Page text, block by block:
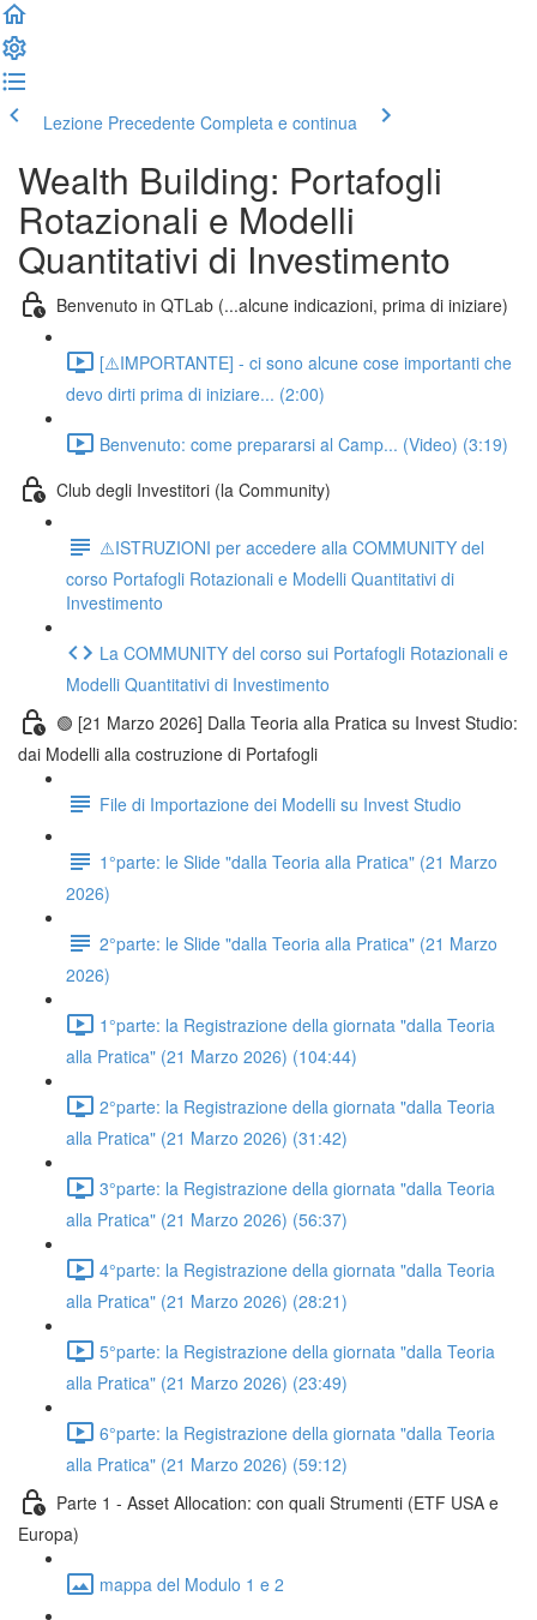
Lezione Precedente Completa e continua
Wealth Building: Portafogli
Rotazionali e Modelli
Quantitativi di Investimento
Benvenuto in QTLab (...alcune indicazioni, prima di iniziare)
[⚠️IMPORTANTE] - ci sono alcune cose importanti che
devo dirti prima di iniziare... (2:00)
Benvenuto: come prepararsi al Camp... (Video) (3:19)
Club degli Investitori (la Community)
⚠️ISTRUZIONI per accedere alla COMMUNITY del
corso Portafogli Rotazionali e Modelli Quantitativi di
Investimento
La COMMUNITY del corso sui Portafogli Rotazionali e
Modelli Quantitativi di Investimento
🟢 [21 Marzo 2026] Dalla Teoria alla Pratica su Invest Studio:
dai Modelli alla costruzione di Portafogli
File di Importazione dei Modelli su Invest Studio
1°parte: le Slide "dalla Teoria alla Pratica" (21 Marzo
2026)
2°parte: le Slide "dalla Teoria alla Pratica" (21 Marzo
2026)
1°parte: la Registrazione della giornata "dalla Teoria
alla Pratica" (21 Marzo 2026) (104:44)
2°parte: la Registrazione della giornata "dalla Teoria
alla Pratica" (21 Marzo 2026) (31:42)
3°parte: la Registrazione della giornata "dalla Teoria
alla Pratica" (21 Marzo 2026) (56:37)
4°parte: la Registrazione della giornata "dalla Teoria
alla Pratica" (21 Marzo 2026) (28:21)
5°parte: la Registrazione della giornata "dalla Teoria
alla Pratica" (21 Marzo 2026) (23:49)
6°parte: la Registrazione della giornata "dalla Teoria
alla Pratica" (21 Marzo 2026) (59:12)
Parte 1 - Asset Allocation: con quali Strumenti (ETF USA e
Europa)
mappa del Modulo 1 e 2